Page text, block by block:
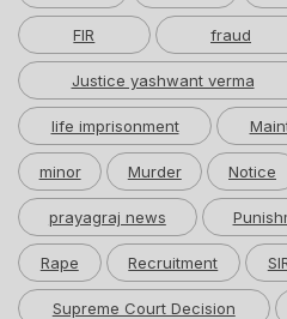
FIR fraud
Justice yashwant verma
life imprisonment
minor Murder Notice
prayagraj news
Rape Recruitment
Supreme Court Decision